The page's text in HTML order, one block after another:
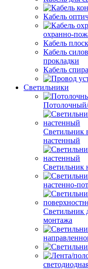
Кабель
охранно-
Кабель
Кабель
прокладки
Кабель
Светильники
Светильник
настенный
Светильник
настенно-
Светильник
монтажа